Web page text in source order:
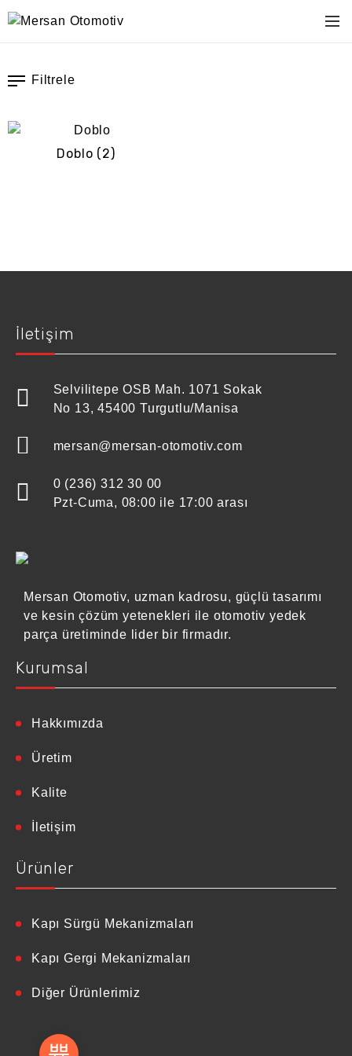
Filtrele
Doblo (2)
Mersan Otomotiv, uzman kadrosu, güçlü tasarımı
ve kesin çözüm yetenekleri ile otomotiv yedek
parça üretiminde lider bir firmadır.
Kurumsal
Hakkımızda
Üretim
Kalite
İletişim
Ürünler
Kapı Sürgü Mekanizmaları
Kapı Gergi Mekanizmaları
Diğer Ürünlerimiz
İletişim
Selvilitepe OSB Mah. 1071 Sokak
No 13, 45400 Turgutlu/Manisa
mersan@mersan-otomotiv.com
0 (236) 312 30 00
Pzt-Cuma, 08:00 ile 17:00 arası